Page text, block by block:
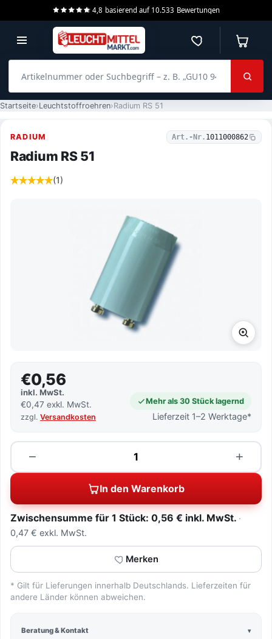
4,8 basierend auf 10.533 Bewertungen
Merkzettel
Startseite Leuchtstoffroehren Radium RS 51
RADIUM Art.-Nr. 1011000862
Radium RS 51
(1)
€0,56
inkl. MwSt.
€0,47 exkl. MwSt.
zzgl. Versandkosten
Mehr als 30 Stück lagernd
Lieferzeit 1–2 Werktage*
−
Menge +
In den Warenkorb
Zwischensumme für 1 Stück: 0,56 € inkl. MwSt.
0,47 € exkl. MwSt.
Merken
* Gilt für Lieferungen innerhalb Deutschlands. Lieferzeiten für
andere Länder können abweichen.
Beratung & Kontakt